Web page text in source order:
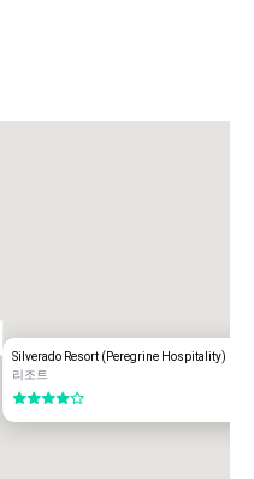
Silverado Resort (Peregrine Hospitality)
리조트
5 중 4